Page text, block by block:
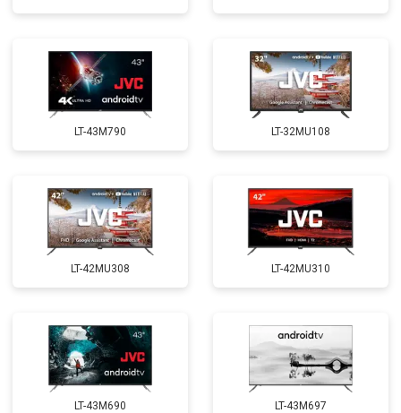
LT-43M790 LT-32MU108
LT-42MU308 LT-42MU310
LT-43M690 LT-43M697